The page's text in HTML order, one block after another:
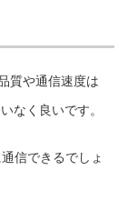
質や通信速度は
なく良いです。
信できるでしょ